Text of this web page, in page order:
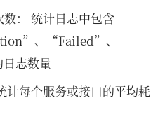
： 统计日志中包含
、“Failed”、
志数量
计每个服务或接口的平均耗